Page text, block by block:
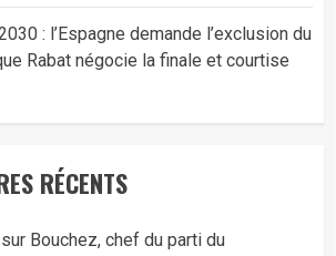
: l’Espagne demande l’exclusion du
Rabat négocie la finale et courtise
RÉCENTS
sur Bouchez, chef du parti du